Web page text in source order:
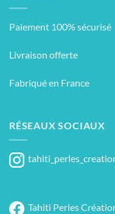
Paiement 100% sécurisé
Livraison offerte
Fabriqué en France
RÉSEAUX SOCIAUX
Tahiti Perles